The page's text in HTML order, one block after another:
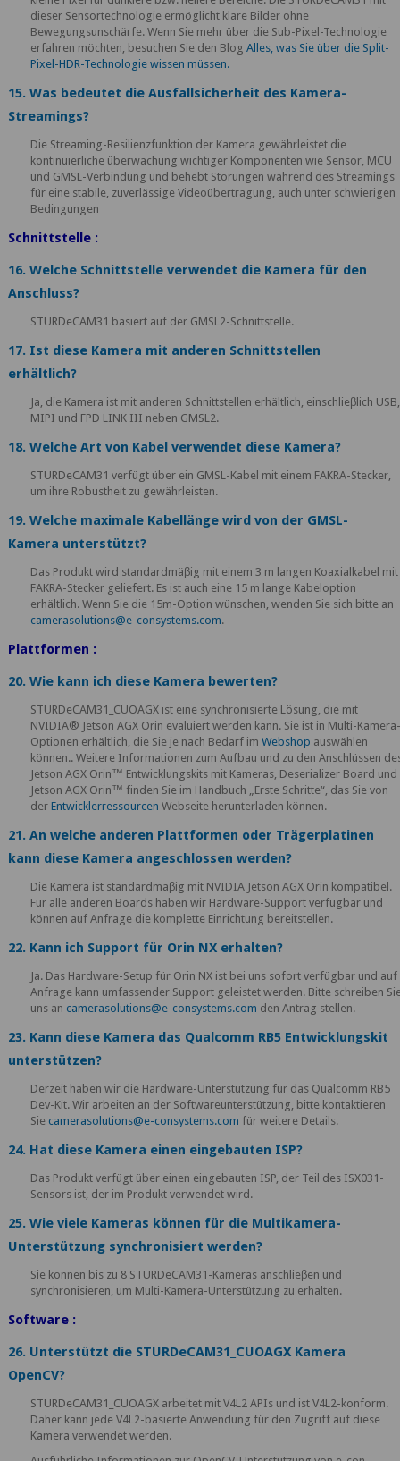
dieser Sensortechnologie ermöglicht klare Bilder ohne
Bewegungsunschärfe. Wenn Sie mehr über die Sub-Pixel-Technologie
erfahren möchten, besuchen Sie den BlogAlles, was Sie über die Split-
Pixel-HDR-Technologie wissen müssen.
15. Was bedeutet die Ausfallsicherheit des Kamera-
Streamings?
Die Streaming-Resilienzfunktion der Kamera gewährleistet die
kontinuierliche überwachung wichtiger Komponenten wie Sensor, MCU
und GMSL-Verbindung und behebt Störungen während des Streamings
für eine stabile, zuverlässige Videoübertragung, auch unter schwierigen
Bedingungen
Schnittstelle :
16. Welche Schnittstelle verwendet die Kamera für den
Anschluss?
STURDeCAM31 basiert auf der GMSL2-Schnittstelle.
17. Ist diese Kamera mit anderen Schnittstellen
erhältlich?
Ja, die Kamera ist mit anderen Schnittstellen erhältlich, einschlieβlich USB,
MIPI und FPD LINK III neben GMSL2.
18. Welche Art von Kabel verwendet diese Kamera?
STURDeCAM31 verfügt über ein GMSL-Kabel mit einem FAKRA-Stecker,
um ihre Robustheit zu gewährleisten.
19. Welche maximale Kabellänge wird von der GMSL-
Kamera unterstützt?
Das Produkt wird standardmäβig mit einem 3 m langen Koaxialkabel mit
FAKRA-Stecker geliefert. Es ist auch eine 15 m lange Kabeloption
erhältlich. Wenn Sie die 15m-Option wünschen, wenden Sie sich bitte an
camerasolutions@e-consystems.com.
Plattformen :
20. Wie kann ich diese Kamera bewerten?
STURDeCAM31_CUOAGX ist eine synchronisierte Lösung, die mit
NVIDIA® Jetson AGX Orin evaluiert werden kann. Sie ist in Multi-
Optionen erhältlich, die Sie je nach Bedarf imWebshop auswählen
können.. Weitere Informationen zum Aufbau und zu den Anschlüssen
Jetson AGX Orin™ Entwicklungskits mit Kameras, Deserializer Board und
Jetson AGX Orin™ finden Sie im Handbuch „Erste Schritte“, das Sie von
derEntwicklerressourcen Webseite herunterladen können.
21. An welche anderen Plattformen oder Trägerplatinen
kann diese Kamera angeschlossen werden?
Die Kamera ist standardmäβig mit NVIDIA Jetson AGX Orin kompatibel.
Für alle anderen Boards haben wir Hardware-Support verfügbar und
können auf Anfrage die komplette Einrichtung bereitstellen.
22. Kann ich Support für Orin NX erhalten?
Ja. Das Hardware-Setup für Orin NX ist bei uns sofort verfügbar und auf
Anfrage kann umfassender Support geleistet werden. Bitte schreiben
uns ancamerasolutions@e-consystems.com den Antrag stellen.
23. Kann diese Kamera das Qualcomm RB5 Entwicklungskit
unterstützen?
Derzeit haben wir die Hardware-Unterstützung für das Qualcomm RB5
Dev-Kit. Wir arbeiten an der Softwareunterstützung, bitte kontaktieren
Siecamerasolutions@e-consystems.com für weitere Details.
24. Hat diese Kamera einen eingebauten ISP?
Das Produkt verfügt über einen eingebauten ISP, der Teil des ISX031-
Sensors ist, der im Produkt verwendet wird.
25. Wie viele Kameras können für die Multikamera-
Unterstützung synchronisiert werden?
Sie können bis zu 8 STURDeCAM31-Kameras anschlieβen und
synchronisieren, um Multi-Kamera-Unterstützung zu erhalten.
Software :
26. Unterstützt die STURDeCAM31_CUOAGX Kamera
OpenCV?
STURDeCAM31_CUOAGX arbeitet mit V4L2 APIs und ist V4L2-konform.
Daher kann jede V4L2-basierte Anwendung für den Zugriff auf diese
Kamera verwendet werden.